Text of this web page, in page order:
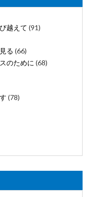
越えて (91)
る (66)
のために (68)
(78)